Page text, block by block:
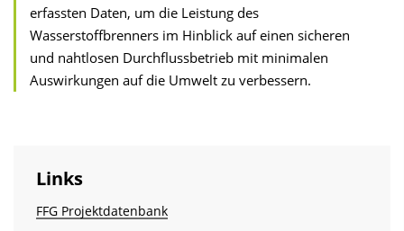
erfassten Daten, um die Leistung des
Wasserstoffbrenners im Hinblick auf einen sicheren
und nahtlosen Durchflussbetrieb mit minimalen
Auswirkungen auf die Umwelt zu verbessern.
Links
FFG Projektdatenbank